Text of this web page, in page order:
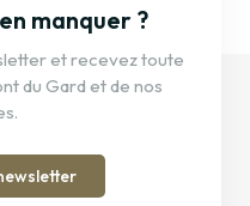
manquer ?
et recevez toute
du Gard et de nos